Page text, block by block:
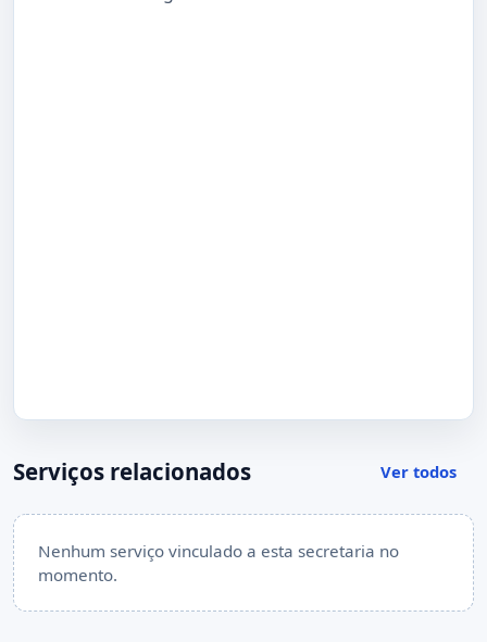
Serviços relacionados Ver todos
Nenhum serviço vinculado a esta secretaria no
momento.